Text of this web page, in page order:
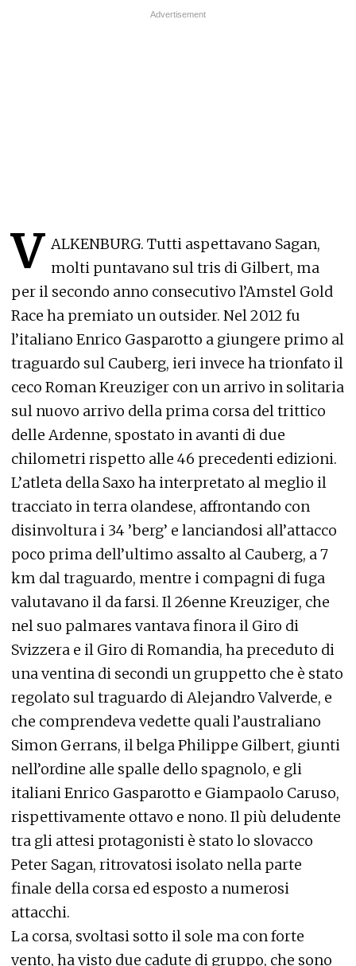
V ALKENBURG. Tutti aspettavano Sagan,
molti puntavano sul tris di Gilbert, ma
per il secondo anno consecutivo l’Amstel Gold
Race ha premiato un outsider. Nel 2012 fu
l’italiano Enrico Gasparotto a giungere primo al
traguardo sul Cauberg, ieri invece ha trionfato il
ceco Roman Kreuziger con un arrivo in solitaria
sul nuovo arrivo della prima corsa del trittico
delle Ardenne, spostato in avanti di due
chilometri rispetto alle 46 precedenti edizioni.
L’atleta della Saxo ha interpretato al meglio il
tracciato in terra olandese, affrontando con
disinvoltura i 34 ’berg’ e lanciandosi all’attacco
poco prima dell’ultimo assalto al Cauberg, a 7
km dal traguardo, mentre i compagni di fuga
valutavano il da farsi. Il 26enne Kreuziger, che
nel suo palmares vantava finora il Giro di
Svizzera e il Giro di Romandia, ha preceduto di
una ventina di secondi un gruppetto che è stato
regolato sul traguardo di Alejandro Valverde, e
che comprendeva vedette quali l’australiano
Simon Gerrans, il belga Philippe Gilbert, giunti
nell’ordine alle spalle dello spagnolo, e gli
italiani Enrico Gasparotto e Giampaolo Caruso,
rispettivamente ottavo e nono. Il più deludente
tra gli attesi protagonisti è stato lo slovacco
Peter Sagan, ritrovatosi isolato nella parte
finale della corsa ed esposto a numerosi
attacchi.
La corsa, svoltasi sotto il sole ma con forte
vento, ha visto due cadute di gruppo, che sono